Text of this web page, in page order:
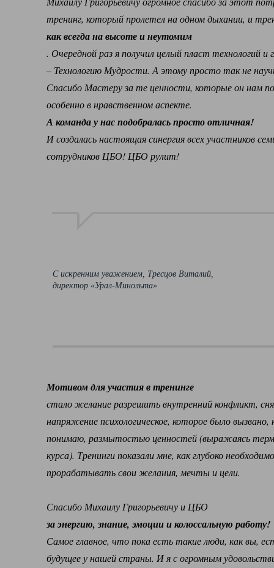
тренинг, который пролетел на одном дыхании, и
как всегда на высоте и неутомим
. Очередной раз я получил целый пласт технологий и
– Технологию Мудрости. А этому просто так не
Спасибо Мастеру за те ценности, которые он нам
особенно в нравственном аспекте.
А команда у нас подобралась просто отличная!
И создалась настоящая синергия всех участников
сотрудников ЦБО! ЦБО рулит!
С искренним уважением, Тресцов Виталий,
директор «Урал-Минольта»
Мотивом для участия в тренинге
стало желание разрешить внутренний конфликт,
напряжение психологическое, которое было вызвано,
понимаю, размытостью ценностей (выражаясь
курса). Тренинги показали мне, как глубоко необходимо
прорабатывать свои желания, мечты и цели.
Спасибо Михаилу Григорьевичу и ЦБО
за энергию, знание, эмоции и колоссальную работу!
Самое главное, что пока есть такие люди, как вы,
будущее у нашей страны. И я с огромным